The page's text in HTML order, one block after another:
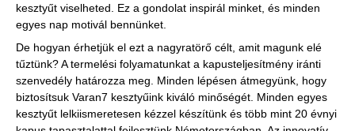
kesztyűt viselheted. Ez a gondolat inspirál minket, és minden
egyes nap motivál bennünket.
De hogyan érhetjük el ezt a nagyratörő célt, amit magunk elé
tűztünk? A termelési folyamatunkat a kapusteljesítmény iránti
szenvedély határozza meg. Minden lépésen átmegyünk, hogy
biztosítsuk Varan7 kesztyűink kiváló minőségét. Minden egyes
kesztyűt lelkiismeretesen kézzel készítünk és több mint 20 évnyi